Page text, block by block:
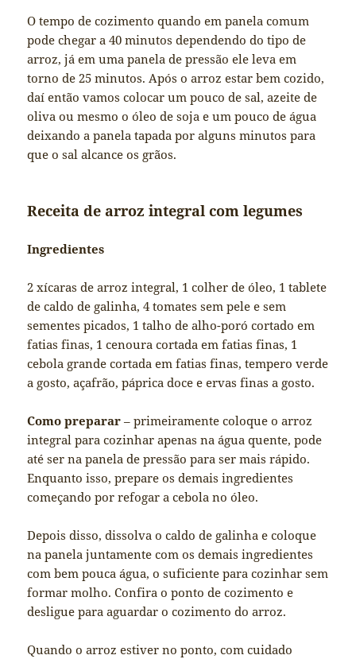
O tempo de cozimento quando em panela comum
pode chegar a 40 minutos dependendo do tipo de
arroz, já em uma panela de pressão ele leva em
torno de 25 minutos. Após o arroz estar bem cozido,
daí então vamos colocar um pouco de sal, azeite de
oliva ou mesmo o óleo de soja e um pouco de água
deixando a panela tapada por alguns minutos para
que o sal alcance os grãos.
Receita de arroz integral com legumes
Ingredientes
2 xícaras de arroz integral, 1 colher de óleo, 1 tablete
de caldo de galinha, 4 tomates sem pele e sem
sementes picados, 1 talho de alho-poró cortado em
fatias finas, 1 cenoura cortada em fatias finas, 1
cebola grande cortada em fatias finas, tempero verde
a gosto, açafrão, páprica doce e ervas finas a gosto.
Como preparar – primeiramente coloque o arroz
integral para cozinhar apenas na água quente, pode
até ser na panela de pressão para ser mais rápido.
Enquanto isso, prepare os demais ingredientes
começando por refogar a cebola no óleo.
Depois disso, dissolva o caldo de galinha e coloque
na panela juntamente com os demais ingredientes
com bem pouca água, o suficiente para cozinhar sem
formar molho. Confira o ponto de cozimento e
desligue para aguardar o cozimento do arroz.
Quando o arroz estiver no ponto, com cuidado